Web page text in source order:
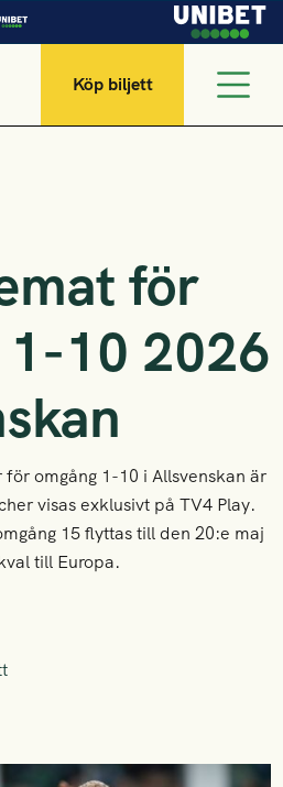
Köp biljett
för
1-10 2026
omgång 1-10 i Allsvenskan är
visas exklusivt på TV4 Play.
15 flyttas till den 20:e maj
till Europa.